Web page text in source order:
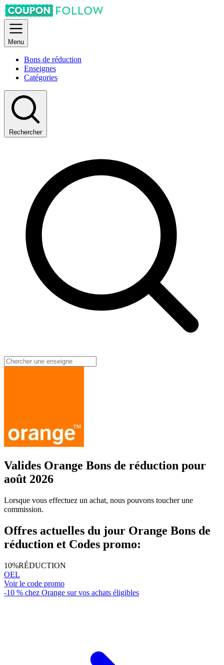
Menu
Bons de réduction
Enseignes
Catégories
Rechercher
Valides Orange Bons de réduction pour
août 2026
Lorsque vous effectuez un achat, nous pouvons toucher une
commission.
Offres actuelles du jour Orange Bons de
réduction et Codes promo:
10%RÉDUCTION
OEL
Voir le code promo
-10 % chez Orange sur vos achats éligibles